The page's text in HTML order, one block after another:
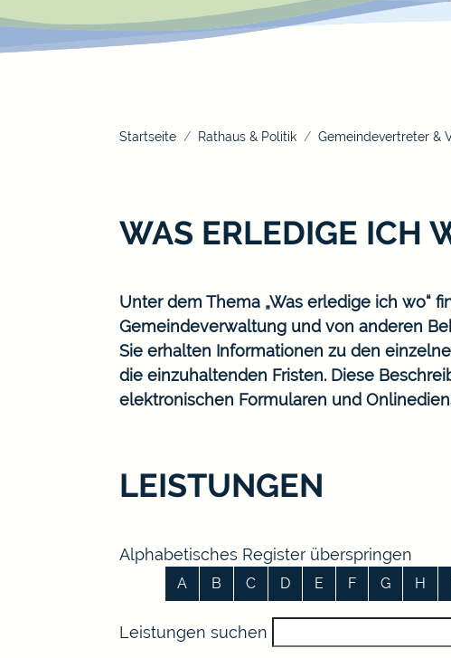
Startseite Rathaus & Politik Gemeindevertreter &
WAS ERLEDIGE ICH
Unter dem Thema „Was erledige ich wo“
Gemeindeverwaltung und von anderen
Sie erhalten Informationen zu den
die einzuhaltenden Fristen. Diese
elektronischen Formularen und
LEISTUNGEN
Alphabetisches Register überspringen
A B C D E F G H
Leistungen suchen